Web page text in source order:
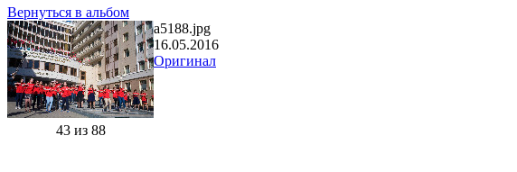
Вернуться в альбом
43 из 88
a5188.jpg
16.05.2016
Оригинал